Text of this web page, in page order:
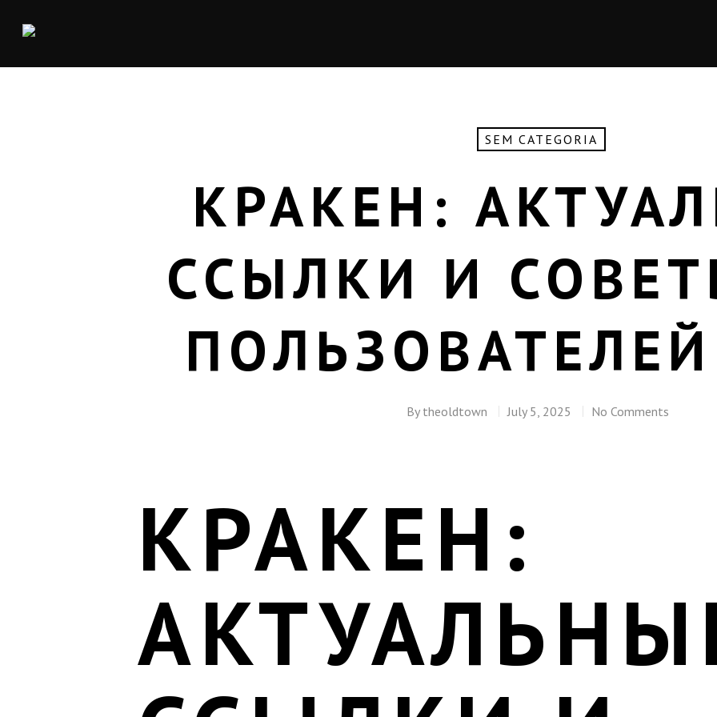
SEM CATEGORIA
КРАКЕН:
ССЫЛКИ И
By theoldtown July 5, 2025 No Comments
КРАКЕН: